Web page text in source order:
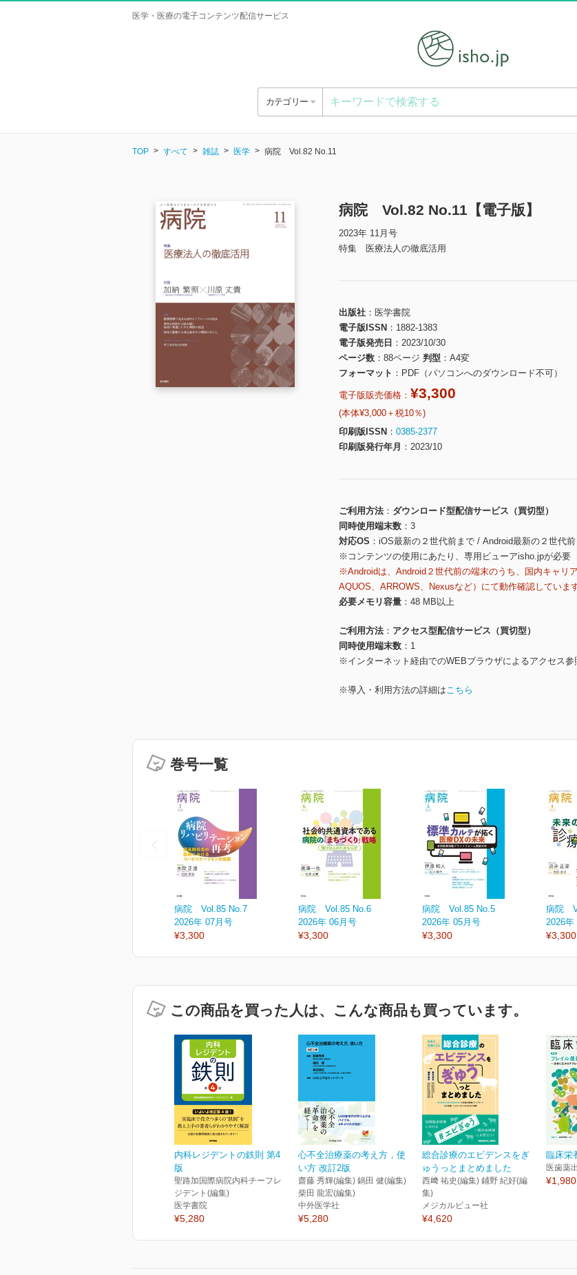
医学・医療の電子コンテンツ配信サービス
カテゴリー
TOP すべて 雑誌 医学 病院 Vol.82 No.11
病院 Vol.82 No.11【電子版】
2023年 11月号
特集 医療法人の徹底活用
出版社
医学書院
電子版ISSN
1882-1383
電子版発売日
2023/10/30
ページ数
88ページ 判型
A4変
フォーマット
PDF（パソコンへのダウンロード不可）
電子版販売価格： ¥3,300
(本体¥3,000＋税10％)
印刷版ISSN
0385-2377
印刷版発行年月
2023/10
ご利用方法
ダウンロード型配信サービス（買切型）
同時使用端末数
3
対応OS
iOS最新の２世代前まで / Android最新の２世代
※コンテンツの使用にあたり、専用ビューアisho.jpが必要
※Androidは、Android２世代前の端末のうち、国内キャリ
AQUOS、ARROWS、Nexusなど）にて動作確認していま
必要メモリ容量
48 MB以上
ご利用方法
アクセス型配信サービス（買切型）
同時使用端末数
1
※インターネット経由でのWEBブラウザによるアクセス参
※導入・利用方法の詳細はこちら
巻号一覧
病院 Vol.85 No.7
2026年 07月号
¥3,300
病院 Vol.85 No.6
2026年 06月号
¥3,300
病院 Vol.85 No.5
2026年 05月号
¥3,300
病院
2026年
¥3,300
この商品を買った人は、こんな商品も買っています。
内科レジデントの鉄則 第4
版
聖路加国際病院内科チーフレ
ジデント(編集)
医学書院
¥5,280
心不全治療薬の考え方，使
い方 改訂2版
齋藤 秀輝(編集) 鍋田 健(編集)
柴田 龍宏(編集)
中外医学社
¥5,280
総合診療のエビデンスをぎ
ゅうっとまとめました
西﨑 祐史(編集) 鋪野 紀好(編
集)
メジカルビュー社
¥4,620
臨床栄
医歯薬
¥1,980